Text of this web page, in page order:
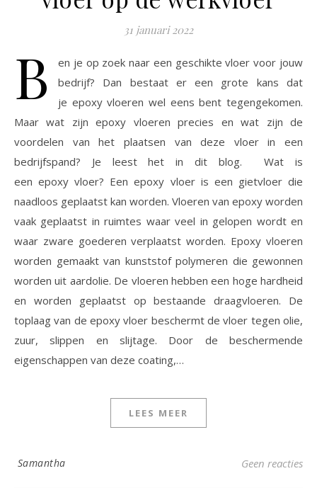
31 januari 2022
B
en je op zoek naar een geschikte vloer voor jouw
bedrijf? Dan bestaat er een grote kans dat
je epoxy vloeren wel eens bent tegengekomen.
Maar wat zijn epoxy vloeren precies en wat zijn de
voordelen van het plaatsen van deze vloer in een
bedrijfspand? Je leest het in dit blog. Wat is
een epoxy vloer? Een epoxy vloer is een gietvloer die
naadloos geplaatst kan worden. Vloeren van epoxy worden
vaak geplaatst in ruimtes waar veel in gelopen wordt en
waar zware goederen verplaatst worden. Epoxy vloeren
worden gemaakt van kunststof polymeren die gewonnen
worden uit aardolie. De vloeren hebben een hoge hardheid
en worden geplaatst op bestaande draagvloeren. De
toplaag van de epoxy vloer beschermt de vloer tegen olie,
zuur, slippen en slijtage. Door de beschermende
eigenschappen van deze coating,…
LEES MEER
Samantha Geen reacties